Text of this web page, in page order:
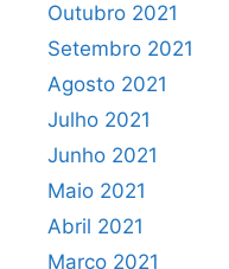
Outubro 2021
Setembro 2021
Agosto 2021
Julho 2021
Junho 2021
Maio 2021
Abril 2021
Março 2021